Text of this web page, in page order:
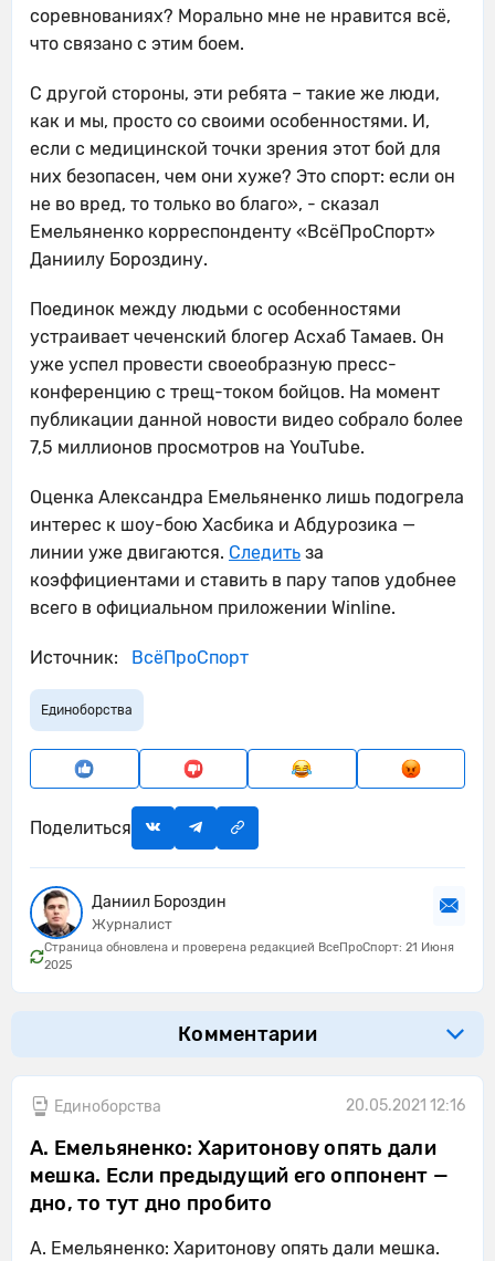
соревнованиях? Морально мне не нравится всё,
что связано с этим боем.
С другой стороны, эти ребята – такие же люди,
как и мы, просто со своими особенностями. И,
если с медицинской точки зрения этот бой для
них безопасен, чем они хуже? Это спорт: если он
не во вред, то только во благо», - сказал
Емельяненко корреспонденту «ВсёПроСпорт»
Даниилу Бороздину.
Поединок между людьми с особенностями
устраивает чеченский блогер Асхаб Тамаев. Он
уже успел провести своеобразную пресс-
конференцию с трещ-током бойцов. На момент
публикации данной новости видео собрало более
7,5 миллионов просмотров на YouTube.
Оценка Александра Емельяненко лишь подогрела
интерес к шоу-бою Хасбика и Абдурозика —
линии уже двигаются. Следить за
коэффициентами и ставить в пару тапов удобнее
всего в официальном приложении Winline.
Источник: ВсёПроСпорт
Единоборства
Поделиться
Даниил Бороздин
Журналист
Страница обновлена и проверена редакцией ВсеПроСпорт: 21 Июня
2025
Комментарии
Единоборства 20.05.2021 12:16
А. Емельяненко: Харитонову опять дали
мешка. Если предыдущий его оппонент —
дно, то тут дно пробито
А. Емельяненко: Харитонову опять дали мешка.